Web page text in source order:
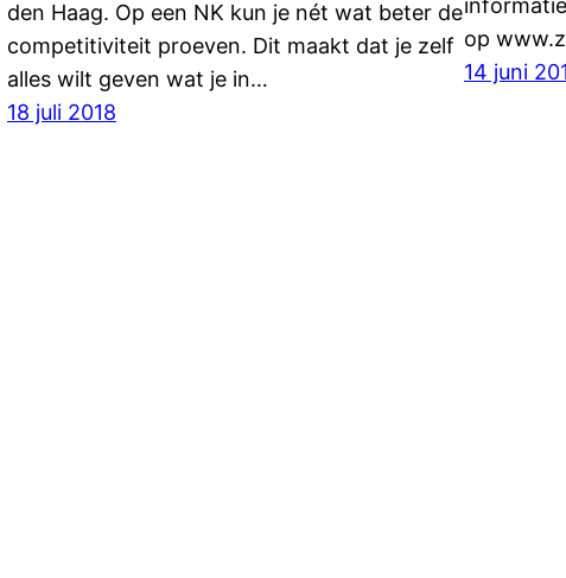
den Haag. Op een NK kun je nét wat beter de
competitiviteit proeven. Dit maakt dat je zelf
alles wilt geven wat je in…
18 juli 2018
op
14 juni